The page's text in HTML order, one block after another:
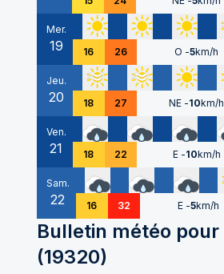
Mer.
19 16 26 O -5km/h
Jeu.
20 18 27 NE -10km/h
Ven.
21 18 22 E -10km/h
Sam.
22 16 32 E -5km/h
Bulletin météo pour
(19320)